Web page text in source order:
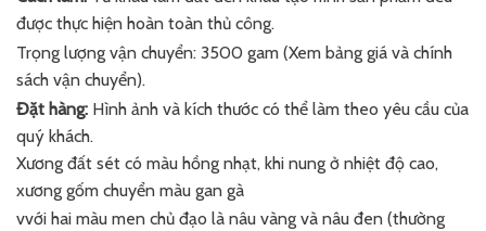
được thực hiện hoàn toàn thủ công.
Trọng lượng vận chuyển: 3500 gam (Xem bảng giá và chính
sách vận chuyển).
Đặt hàng:Hình ảnh và kích thước có thể làm theo yêu cầu của
quý khách.
Xương đất sét có màu hồng nhạt, khi nung ở nhiệt độ cao,
xương gốm chuyển màu gan gà
vvới hai màu men chủ đạo là nâu vàng và nâu đen (thường